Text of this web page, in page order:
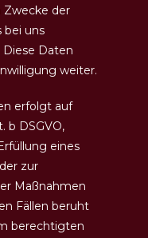
Zwecke der
bei uns
Daten
weiter.
erfolgt auf
b DSGVO,
eines
zur
Maßnahmen
Fällen beruht
berechtigten